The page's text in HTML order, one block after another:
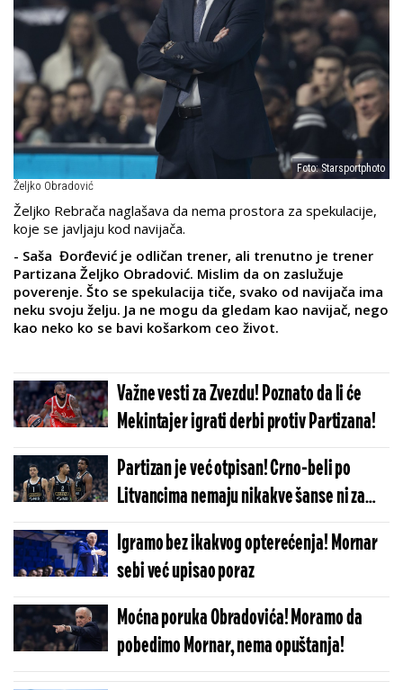
Foto: Starsportphoto
Željko Obradović
Željko Rebrača naglašava da nema prostora za spekulacije,
koje se javljaju kod navijača.
- Saša Đorđević je odličan trener, ali trenutno je trener
Partizana Željko Obradović. Mislim da on zaslužuje
poverenje. Što se spekulacija tiče, svako od navijača ima
neku svoju želju. Ja ne mogu da gledam kao navijač, nego
kao neko ko se bavi košarkom ceo život.
Važne vesti za Zvezdu! Poznato da li će
Mekintajer igrati derbi protiv Partizana!
Partizan je već otpisan! Crno-beli po
Litvancima nemaju nikakve šanse ni za
plej-in Evrolige!
Igramo bez ikakvog opterećenja! Mornar
sebi već upisao poraz
Moćna poruka Obradovića! Moramo da
pobedimo Mornar, nema opuštanja!